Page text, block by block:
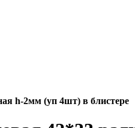
h-2мм (уп 4шт) в блистере